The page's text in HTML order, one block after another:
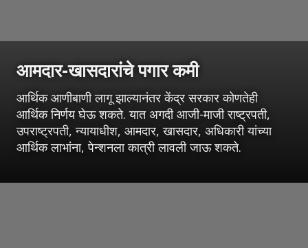
आमदार-खासदारांचे पगार कमी
आर्थिक आणीबाणी लागू झाल्यानंतर केंद्र सरकार कोणतेही
आर्थिक निर्णय घेऊ शकते. यात अगदी आजी-माजी राष्ट्रपती,
उपराष्ट्रपती, न्यायाधीश, आमदार, खासदार, अधिकारी यांच्या
आर्थिक लाभांना, पेन्शनला कात्री लावली जाऊ शकते.